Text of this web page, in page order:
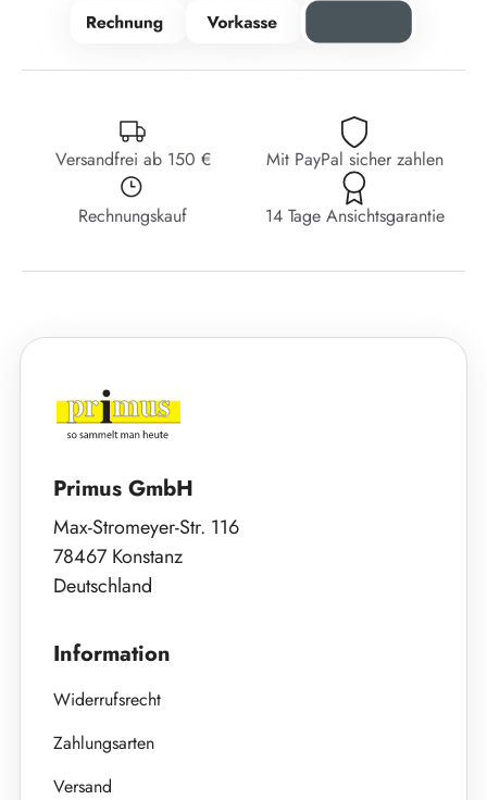
Versandfrei ab 150 € Mit PayPal sicher zahlen
Rechnungskauf 14 Tage Ansichtsgarantie
Primus GmbH
Max-Stromeyer-Str. 116
78467 Konstanz
Deutschland
Information
Widerrufsrecht
Zahlungsarten
Versand